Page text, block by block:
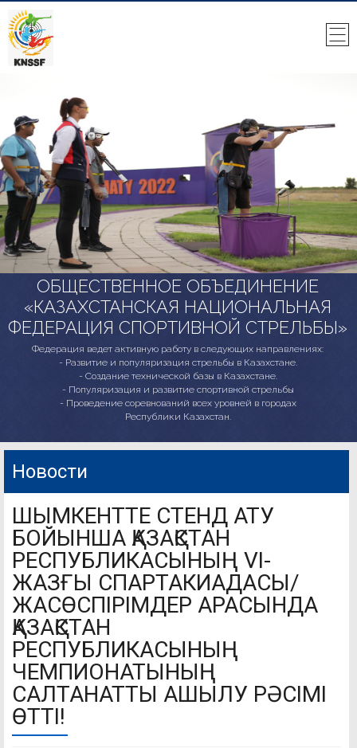
ОБЩЕСТВЕННОЕ ОБЪЕДИНЕНИЕ
«КАЗАХСТАНСКАЯ НАЦИОНАЛЬНАЯ
ФЕДЕРАЦИЯ СПОРТИВНОЙ СТРЕЛЬБЫ»
Федерация ведет активную работу в следующих направлениях:
- Развитие и популяризация стрельбы в Казахстане.
- Создание технической базы в Казахстане.
- Популяризация и развитие спортивной стрельбы
- Проведение соревнований всех уровней в городах
Республики Казахстан.
Новости
ШЫМКЕНТТЕ СТЕНД АТУ
БОЙЫНША ҚАЗАҚСТАН
РЕСПУБЛИКАСЫНЫҢ VI-
ЖАЗҒЫ СПАРТАКИАДАСЫ/
ЖАСӨСПІРІМДЕР АРАСЫНДА
ҚАЗАҚСТАН
РЕСПУБЛИКАСЫНЫҢ
ЧЕМПИОНАТЫНЫҢ
САЛТАНАТТЫ АШЫЛУ РӘСІМІ
ӨТТІ!